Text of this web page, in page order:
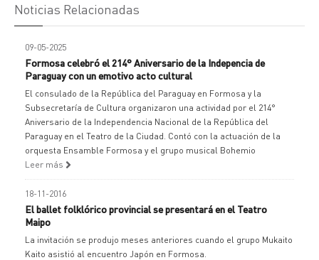
Noticias Relacionadas
09-05-2025
Formosa celebró el 214° Aniversario de la Indepencia de
Paraguay con un emotivo acto cultural
El consulado de la República del Paraguay en Formosa y la
Subsecretaría de Cultura organizaron una actividad por el 214°
Aniversario de la Independencia Nacional de la República del
Paraguay en el Teatro de la Ciudad. Contó con la actuación de la
orquesta Ensamble Formosa y el grupo musical Bohemio
Leer más
18-11-2016
El ballet folklórico provincial se presentará en el Teatro
Maipo
La invitación se produjo meses anteriores cuando el grupo Mukaito
Kaito asistió al encuentro Japón en Formosa.